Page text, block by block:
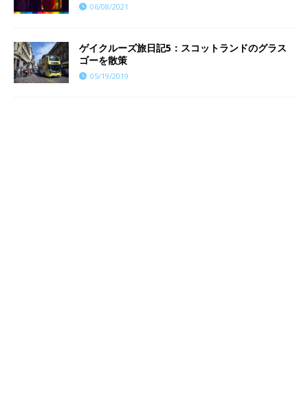
06/08/2021
ゲイクルーズ旅日記5：スコットランドのグラス
ゴーを散策
05/19/2019